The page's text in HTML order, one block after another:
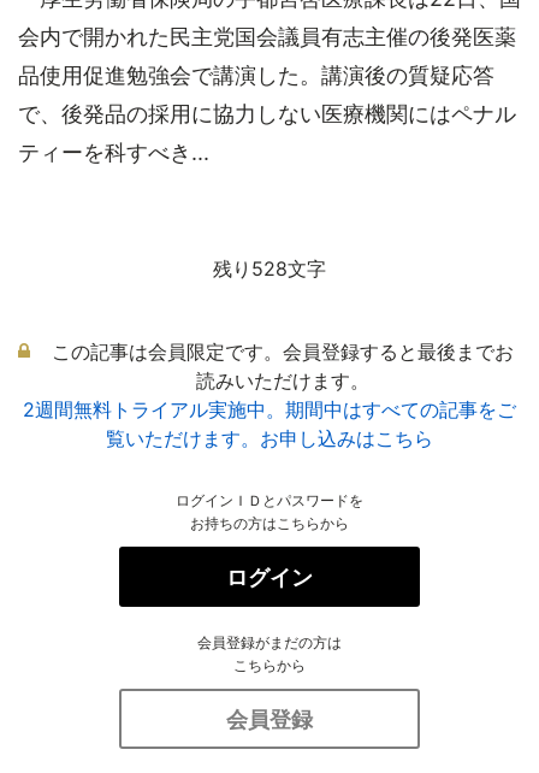
会内で開かれた民主党国会議員有志主催の後発医薬
品使用促進勉強会で講演した。講演後の質疑応答
で、後発品の採用に協力しない医療機関にはペナル
ティーを科すべき...
残り528文字
この記事は会員限定です。会員登録すると最後までお
読みいただけます。
2週間無料トライアル実施中。期間中はすべての記事をご
覧いただけます。お申し込みはこちら
ログインＩＤとパスワードを
お持ちの方はこちらから
ログイン
会員登録がまだの方は
こちらから
会員登録